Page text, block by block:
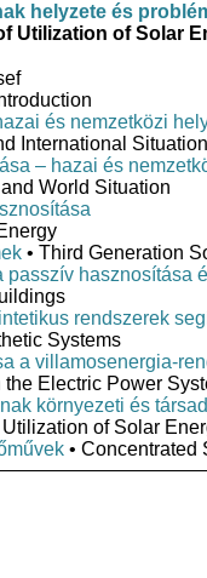
helyzete és
Utilization of Solar
és nemzetközi
International Situation
– hazai és
World Situation
• Third Generation
passzív hasznosítása
rendszerek
Systems
a villamosenergia-
Electric Power
környezeti és
of Solar
• Concentrated